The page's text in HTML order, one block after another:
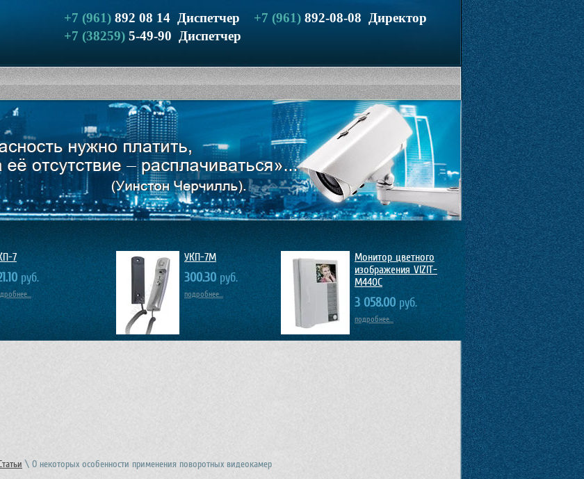
7
руб.
УКП-7М
300.30 руб.
подробнее...
Монитор цветного
изображения VIZIT-
M440C
3 058.00руб.
подробнее...
+7 (961) 892 08 14 Диспетчер +7 (961) 892-08-08
Директор
+7 (38259) 5-49-90 Диспетчер
\ О некоторых особенности применения поворотных видеокамер